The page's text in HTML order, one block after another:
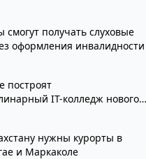
смогут получать слуховые
оформления инвалидности
построят
IT-колледж нового
нужны курорты в
и Маркаколе